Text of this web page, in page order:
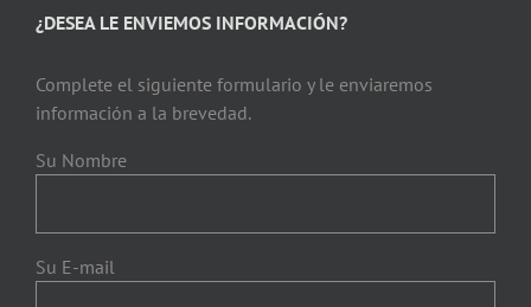
¿DESEA LE ENVIEMOS INFORMACIÓN?
Complete el siguiente formulario y le enviaremos
información a la brevedad.
Su Nombre
Su E-mail